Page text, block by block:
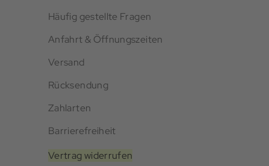
Häufig gestellte Fragen
Anfahrt & Öffnungszeiten
Versand
Rücksendung
Zahlarten
Barrierefreiheit
Vertrag widerrufen